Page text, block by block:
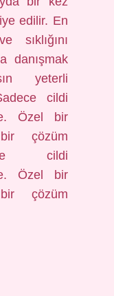
edilir. En
sıklığını
danışmak
yeterli
cildi
Özel bir
çözüm
cildi
Özel bir
çözüm